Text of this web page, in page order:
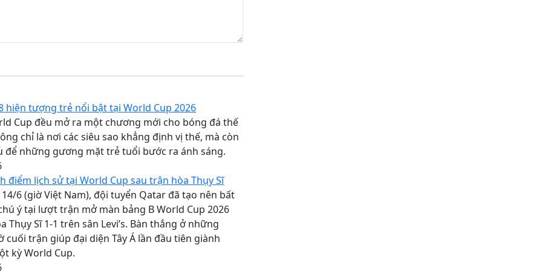
hiện tượng trẻ nổi bật tại World Cup 2026
Cup đều mở ra một chương mới cho bóng đá thế
chỉ là nơi các siêu sao khẳng định vị thế, mà còn
để những gương mặt trẻ tuổi bước ra ánh sáng.
điểm lịch sử tại World Cup sau trận hòa Thụy Sĩ
14/6 (giờ Việt Nam), đội tuyển Qatar đã tạo nên bất
ý tại lượt trận mở màn bảng B World Cup 2026
Thụy Sĩ 1-1 trên sân Levi’s. Bàn thắng ở những
cuối trận giúp đại diện Tây Á lần đầu tiên giành
kỳ World Cup.